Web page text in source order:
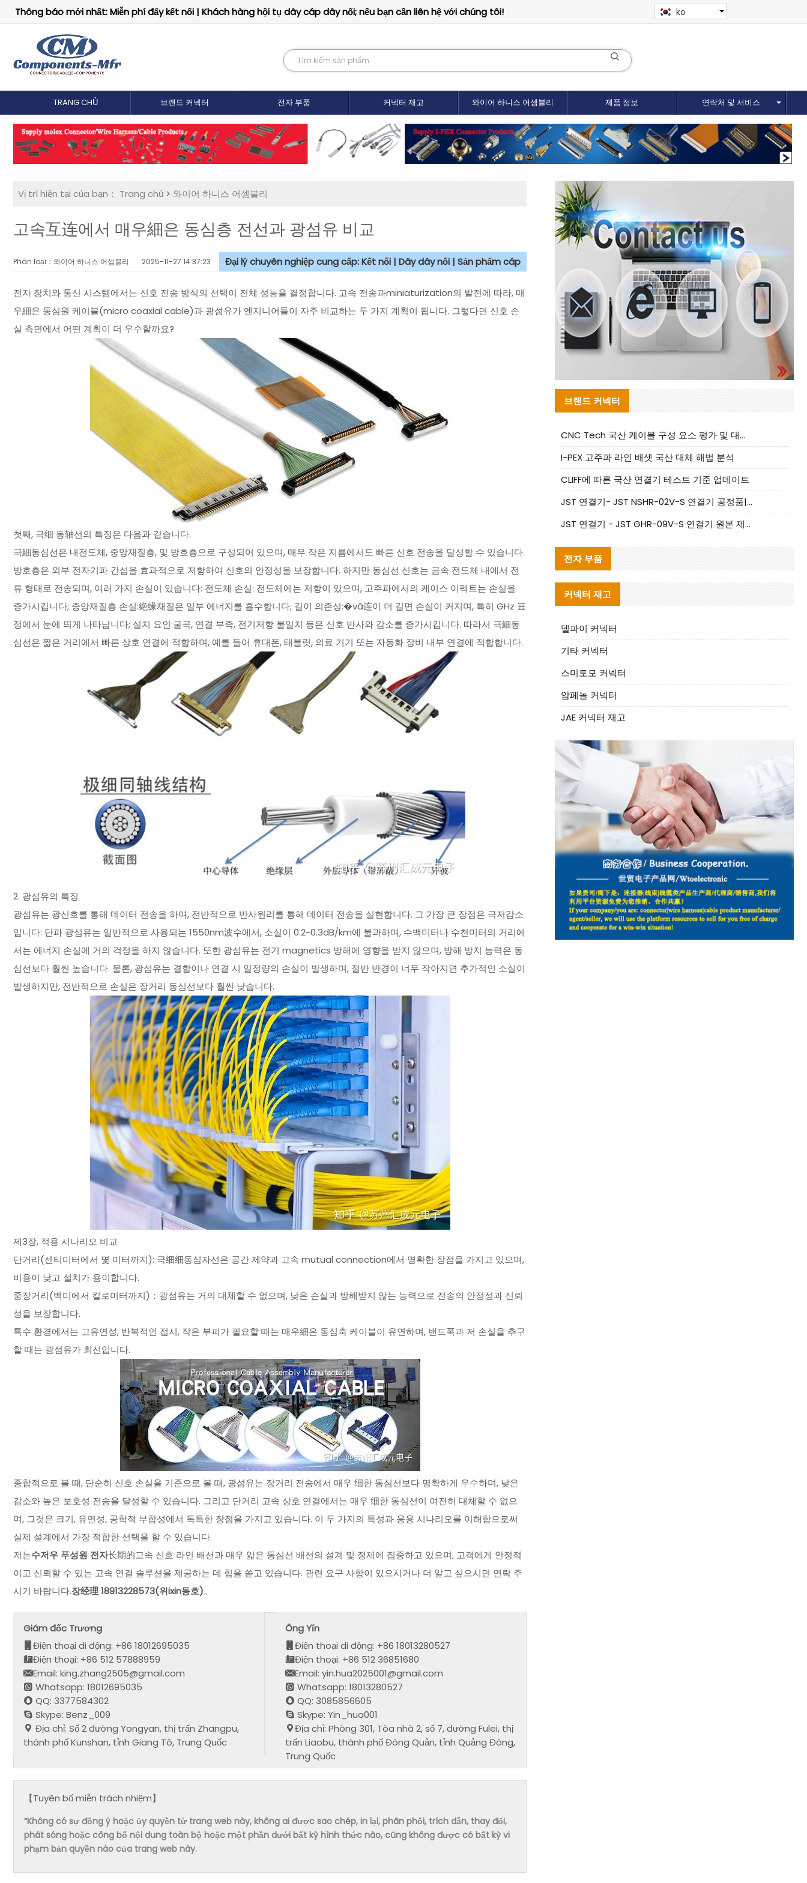
Thông báo mới nhất: Miễn phí đẩy kết nối | Khách hàng hội tụ dây cáp dây nối; nếu bạn cần liên hệ với chúng tôi! ko
TRANG CHỦ 브랜드 커넥터 전자 부품 커넥터 재고 와이어 하니스 어셈블리 제품 정보 연락처 및 서비스
Vị trí hiện tại của bạn： Trang chủ > 와이어 하니스 어셈블리
고속互连에서 매우細은 동심층 전선과 광섬유 비교
Phân loại：와이어 하니스 어셈블리 2025-11-27 14:37:23 Đại lý chuyên nghiệp cung cấp: Kết nối | Dây dây nối | Sản phẩm cáp
전자 장치와 통신 시스템에서는 신호 전송 방식의 선택이 전체 성능을 결정합니다. 고속 전송과miniaturization의 발전에 따라, 매
우細은 동심원 케이블(micro coaxial cable)과 광섬유가 엔지니어들이 자주 비교하는 두 가지 계획이 됩니다. 그렇다면 신호 손
실 측면에서 어떤 계획이 더 우수할까요?
첫째, 극细 동轴선의 특징은 다음과 같습니다.
극細동심선은 내전도체, 중앙재질층, 및 방호층으로 구성되어 있으며, 매우 작은 지름에서도 빠른 신호 전송을 달성할 수 있습니다.
방호층은 외부 전자기파 간섭을 효과적으로 저항하여 신호의 안정성을 보장합니다. 하지만 동심선 신호는 금속 전도체 내에서 전
류 형태로 전송되며, 여러 가지 손실이 있습니다: 전도체 손실: 전도체에는 저항이 있으며, 고주파에서의 케이스 이펙트는 손실을
증가시킵니다; 중앙재질층 손실:絶缘재질은 일부 에너지를 흡수합니다; 길이 의존성:�vă连이 더 길면 손실이 커지며, 특히 GHz 표
정에서 눈에 띄게 나타납니다; 설치 요인:굴곡, 연결 부족, 전기저항 불일치 등은 신호 반사와 감소를 증가시킵니다. 따라서 극細동
심선은 짧은 거리에서 빠른 상호 연결에 적합하며, 예를 들어 휴대폰, 태블릿, 의료 기기 또는 자동화 장비 내부 연결에 적합합니다.
2. 광섬유의 특징
광섬유는 광신호를 통해 데이터 전송을 하며, 전반적으로 반사원리를 통해 데이터 전송을 실현합니다. 그 가장 큰 장점은 극저감소
입니다: 단파 광섬유는 일반적으로 사용되는 1550nm波수에서, 소실이 0.2~0.3dB/km에 불과하며, 수백미터나 수천미터의 거리에
서는 에너지 손실에 거의 걱정을 하지 않습니다. 또한 광섬유는 전기 magnetics 방해에 영향을 받지 않으며, 방해 방지 능력은 동
심선보다 훨씬 높습니다. 물론, 광섬유는 결합이나 연결 시 일정량의 손실이 발생하며, 절반 반경이 너무 작아지면 추가적인 소실이
발생하지만, 전반적으로 손실은 장거리 동심선보다 훨씬 낮습니다.
제3장, 적용 시나리오 비교
단거리(센티미터에서 몇 미터까지): 극细细동심자선은 공간 제약과 고속 mutual connection에서 명확한 장점을 가지고 있으며,
비용이 낮고 설치가 용이합니다.
중장거리(백미에서 킬로미터까지)：광섬유는 거의 대체할 수 없으며, 낮은 손실과 방해받지 않는 능력으로 전송의 안정성과 신뢰
성을 보장합니다.
특수 환경에서는 고유연성, 반복적인 접시, 작은 부피가 필요할 때는 매우細은 동심축 케이블이 유연하며, 밴드폭과 저 손실을 추구
할 때는 광섬유가 최선입니다.
종합적으로 볼 때, 단순히 신호 손실을 기준으로 볼 때, 광섬유는 장거리 전송에서 매우 细한 동심선보다 명확하게 우수하며, 낮은
감소와 높은 보호성 전송을 달성할 수 있습니다. 그리고 단거리 고속 상호 연결에서는 매우 细한 동심선이 여전히 대체할 수 없으
며, 그것은 크기, 유연성, 공학적 부합성에서 독특한 장점을 가지고 있습니다. 이 두 가지의 특성과 응용 시나리오를 이해함으로써
실제 설계에서 가장 적합한 선택을 할 수 있습니다.
저는수저우 푸성원 전자长期的고속 신호 라인 배선과 매우 얇은 동심선 배선의 설계 및 정제에 집중하고 있으며, 고객에게 안정적
이고 신뢰할 수 있는 고속 연결 솔루션을 제공하는 데 힘을 쏟고 있습니다. 관련 요구 사항이 있으시거나 더 알고 싶으시면 연락 주
시기 바랍니다.장经理 18913228573(위ixin동호)。
Giám đốc Trương
Điện thoại di động: +86 18012695035
Điện thoại: +86 512 57888959
Email: king.zhang2505@gmail.com
Whatsapp: 18012695035
QQ: 3377584302
Skype: Benz_009
Địa chỉ: Số 2 đường Yongyan, thị trấn Zhangpu,
thành phố Kunshan, tỉnh Giang Tô, Trung Quốc
Ông Yǐn
Điện thoại di động: +86 18013280527
Điện thoại: +86 512 36851680
Email: yin.hua2025001@gmail.com
Whatsapp: 18013280527
QQ: 3085856605
Skype: Yin_hua001
Địa chỉ: Phòng 301, Tòa nhà 2, số 7, đường Fulei, thị
trấn Liaobu, thành phố Đông Quản, tỉnh Quảng Đông,
Trung Quốc
【Tuyên bố miễn trách nhiệm】
“Không có sự đồng ý hoặc ủy quyền từ trang web này, không ai được sao chép, in lại, phân phối, trích dẫn, thay đổi,
phát sóng hoặc công bố nội dung toàn bộ hoặc một phần dưới bất kỳ hình thức nào, cũng không được có bất kỳ vi
phạm bản quyền nào của trang web này.
브랜드 커넥터
CNC Tech 국산 케이블 구성 요소 평가 및 대량 생산 적합성 가이드
I-PEX 고주파 라인 배셋 국산 대체 해법 분석
CLIFF에 따른 국산 연결기 테스트 기준 업데이트
JST 연결기- JST NSHR-02V-S 연결기 공정품|대체품 제공
JST 연결기 - JST GHR-09V-S 연결기 원본 제품 제공 | 대체품 제공
전자 부품
커넥터 재고
델파이 커넥터
기타 커넥터
스미토모 커넥터
암페놀 커넥터
JAE 커넥터 재고